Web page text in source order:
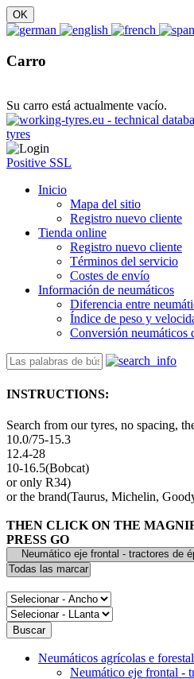
Carro
Su carro está actualmente vacío.
Positive SSL
Inicio
Mapa del sitio
Registro nuevo cliente
Tienda online
Registro nuevo cliente
Términos del servicio
Costes de envío
Información de neumáticos
Diferencia entre
Índice de peso y
Conversión neumáticos
INSTRUCTIONS:
Search from our tyres, no spacing,
10.0/75-15.3
12.4-28
10-16.5(Bobcat)
or only R34)
or the brand(Taurus, Michelin,
THEN CLICK ON THE
PRESS GO
Neumáticos agrícolas e forestal
Neumático eje frontal -